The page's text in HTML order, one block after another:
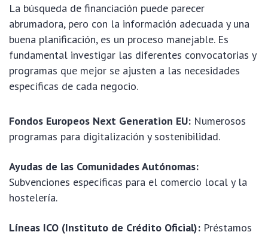
La búsqueda de financiación puede parecer
abrumadora, pero con la información adecuada y una
buena planificación, es un proceso manejable. Es
fundamental investigar las diferentes convocatorias y
programas que mejor se ajusten a las necesidades
específicas de cada negocio.
Fondos Europeos Next Generation EU: Numerosos
programas para digitalización y sostenibilidad.
Ayudas de las Comunidades Autónomas:
Subvenciones específicas para el comercio local y la
hostelería.
Líneas ICO (Instituto de Crédito Oficial): Préstamos